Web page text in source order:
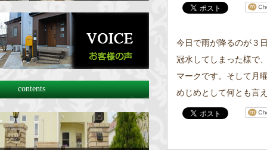
今日で雨が降るのが３
冠水してしまった様で
マークです。そして月
めじめとして何とも言
contents